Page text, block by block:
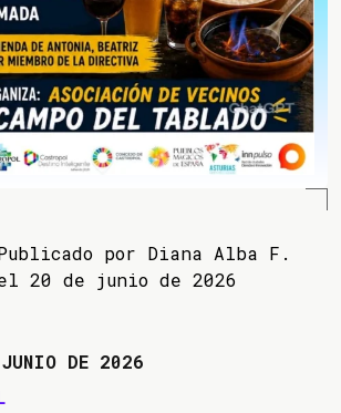
por Diana Alba F.
20 de junio de 2026
DE 2026